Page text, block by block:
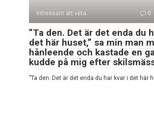
Intressant att veta 0
”Ta den. Det är det enda du
det här huset,” sa min man
hånleende och kastade en
kudde på mig efter
”Ta den. Det är det enda du har kvar i det här